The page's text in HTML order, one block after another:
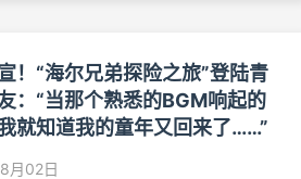
！“海尔兄弟探险之旅”登陆青
：“当那个熟悉的BGM响起的
就知道我的童年又回来了……”
月02日